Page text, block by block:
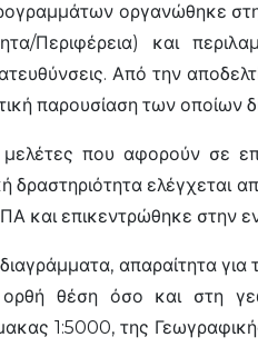
οργανώθηκε
Περιφέρεια) και
Από την
παρουσίαση των οποίων
μελέτες που αφορούν σε
δραστηριότητα ελέγχεται
και επικεντρώθηκε στην
απαραίτητα
θέση όσο και στη
1:5000, της